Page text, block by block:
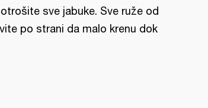
sve jabuke. Sve ruže od
po strani da malo krenu dok